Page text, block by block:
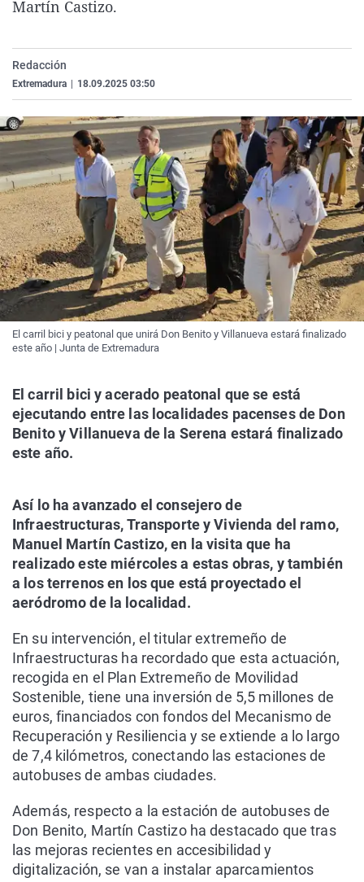
Operación Viuda
Navarra
País Vasco
Martín Castizo.
Redacción
Extremadura 18.09.2025 03:50
El carril bici y peatonal que unirá Don Benito y Villanueva estará finalizado
este año | Junta de Extremadura
El carril bici y acerado peatonal que se está
ejecutando entre las localidades pacenses de Don
Benito y Villanueva de la Serena estará finalizado
este año.
Así lo ha avanzado el consejero de
Infraestructuras, Transporte y Vivienda del ramo,
Manuel Martín Castizo, en la visita que ha
realizado este miércoles a estas obras, y también
a los terrenos en los que está proyectado el
aeródromo de la localidad.
En su intervención, el titular extremeño de
Infraestructuras ha recordado que esta actuación,
recogida en el Plan Extremeño de Movilidad
Sostenible, tiene una inversión de 5,5 millones de
euros, financiados con fondos del Mecanismo de
Recuperación y Resiliencia y se extiende a lo largo
de 7,4 kilómetros, conectando las estaciones de
autobuses de ambas ciudades.
Además, respecto a la estación de autobuses de
Don Benito, Martín Castizo ha destacado que tras
las mejoras recientes en accesibilidad y
digitalización, se van a instalar aparcamientos